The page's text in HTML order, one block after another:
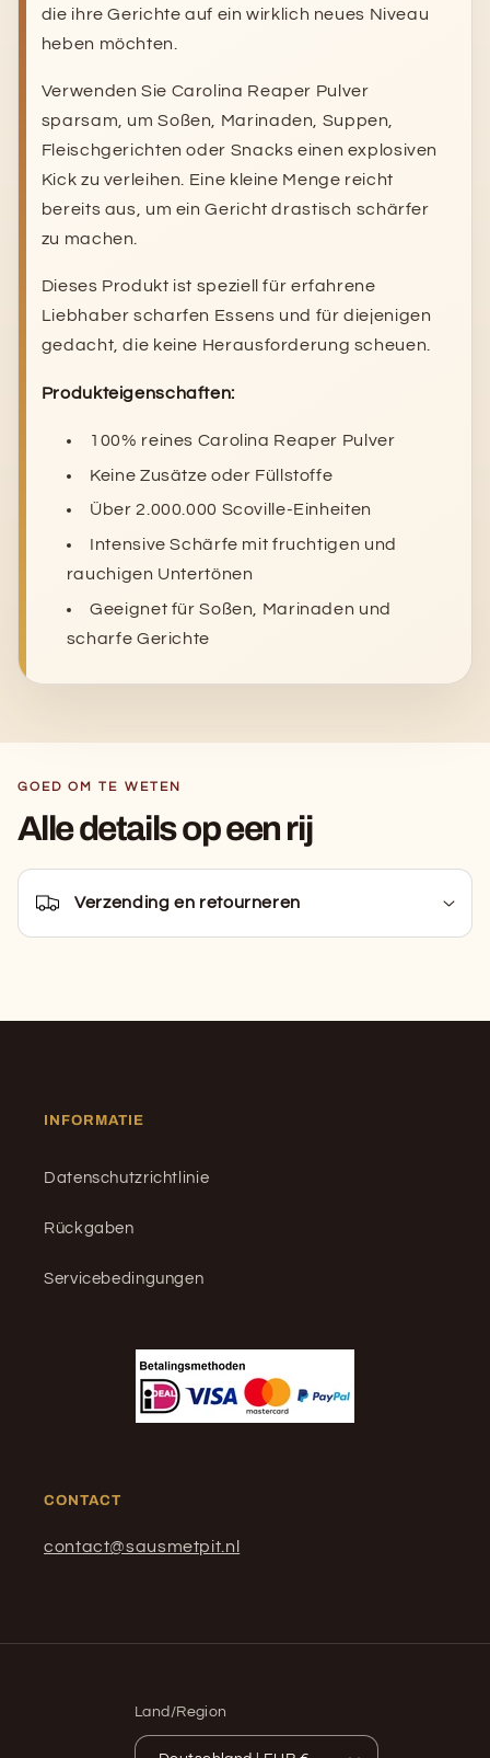
die ihre Gerichte auf ein wirklich neues Niveau
heben möchten.
Verwenden Sie Carolina Reaper Pulver
sparsam, um Soßen, Marinaden, Suppen,
Fleischgerichten oder Snacks einen explosiven
Kick zu verleihen. Eine kleine Menge reicht
bereits aus, um ein Gericht drastisch schärfer
zu machen.
Dieses Produkt ist speziell für erfahrene
Liebhaber scharfen Essens und für diejenigen
gedacht, die keine Herausforderung scheuen.
Produkteigenschaften:
100% reines Carolina Reaper Pulver
Keine Zusätze oder Füllstoffe
Über 2.000.000 Scoville-Einheiten
Intensive Schärfe mit fruchtigen und
rauchigen Untertönen
Geeignet für Soßen, Marinaden und
scharfe Gerichte
GOED OM TE WETEN
Alle details op een rij
Verzending en retourneren
INFORMATIE
Datenschutzrichtlinie
Rückgaben
Servicebedingungen
CONTACT
contact@sausmetpit.nl
Land/Region